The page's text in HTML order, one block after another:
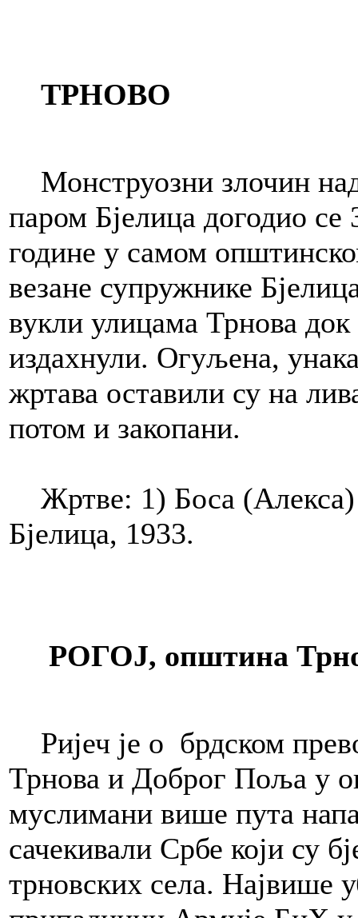
ТРНОВО
Монструозни злочин
паром Бјелица догодио се
године у самом
везане супружнике
вукли улицама Трнова
издахнули. Огуљена,
жртава оставили су на
потом и закопани.
Жртве: 1) Боса (Алекса)
Бјелица, 1933.
РОГОЈ, општина
Ријеч је о брдском
Трнова и Доброг Поља у
муслимани више пута
сачекивали Србе који су
трновских села. Највише